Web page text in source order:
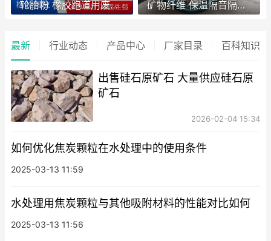
轮胎粉 橡胶跑道用废旧轮胎橡胶颗粒 草坪填充轮胎颗粒 矿物纤维 保温隔音隔热材料用海泡石纤维 海泡石粉 海泡
最新 行业动态 产品中心 厂家目录 百科知识
出售硅石原矿石 大量供应硅石原
矿石
2026-02-04 15:34
如何优化焦炭颗粒在水处理中的使用条件
2025-03-13 11:59
水处理用焦炭颗粒与其他吸附材料的性能对比如何
2025-03-13 11:56